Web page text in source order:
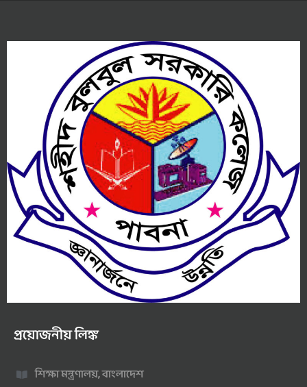
প্রয়োজনীয় লিঙ্ক
শিক্ষা মন্ত্রণালয়, বাংলাদেশ